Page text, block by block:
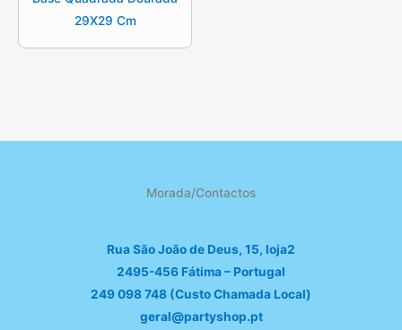
29X29 Cm
Morada/Contactos
Rua São João de Deus, 15, loja2
2495-456 Fátima – Portugal
249 098 748 (Custo Chamada Local)
geral@partyshop.pt